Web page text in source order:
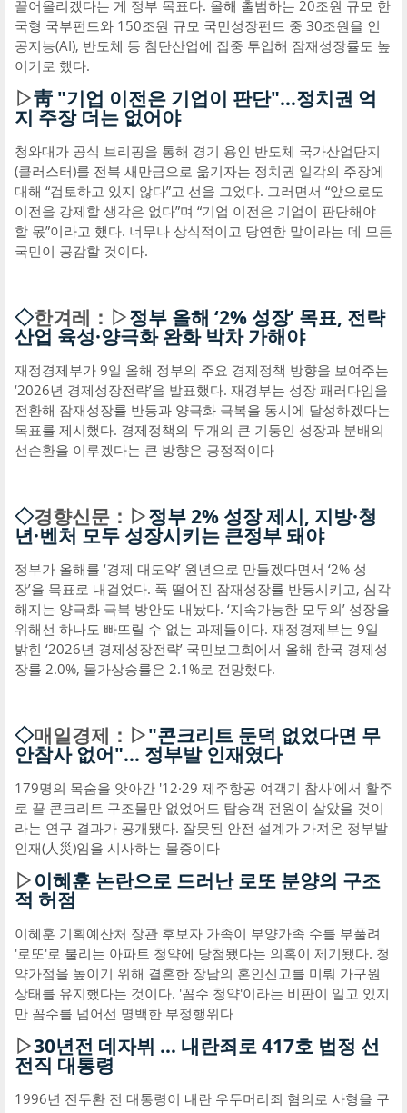
끌어올리겠다는 게 정부 목표다. 올해 출범하는 20조원 규모 한
국형 국부펀드와 150조원 규모 국민성장펀드 중 30조원을 인
공지능(AI), 반도체 등 첨단산업에 집중 투입해 잠재성장률도 높
이기로 했다.
▷靑 "기업 이전은 기업이 판단"…정치권 억
지 주장 더는 없어야
청와대가 공식 브리핑을 통해 경기 용인 반도체 국가산업단지
(클러스터)를 전북 새만금으로 옮기자는 정치권 일각의 주장에
대해 “검토하고 있지 않다”고 선을 그었다. 그러면서 “앞으로도
이전을 강제할 생각은 없다”며 “기업 이전은 기업이 판단해야
할 몫”이라고 했다. 너무나 상식적이고 당연한 말이라는 데 모든
국민이 공감할 것이다.
◇한겨레：▷정부 올해 ‘2% 성장’ 목표, 전략
산업 육성·양극화 완화 박차 가해야
재정경제부가 9일 올해 정부의 주요 경제정책 방향을 보여주는
‘2026년 경제성장전략’을 발표했다. 재경부는 성장 패러다임을
전환해 잠재성장률 반등과 양극화 극복을 동시에 달성하겠다는
목표를 제시했다. 경제정책의 두개의 큰 기둥인 성장과 분배의
선순환을 이루겠다는 큰 방향은 긍정적이다
◇경향신문：▷정부 2% 성장 제시, 지방·청
년·벤처 모두 성장시키는 큰정부 돼야
정부가 올해를 ‘경제 대도약’ 원년으로 만들겠다면서 ‘2% 성
장’을 목표로 내걸었다. 푹 떨어진 잠재성장률 반등시키고, 심각
해지는 양극화 극복 방안도 내놨다. ‘지속가능한 모두의’ 성장을
위해선 하나도 빠뜨릴 수 없는 과제들이다. 재정경제부는 9일
밝힌 ‘2026년 경제성장전략’ 국민보고회에서 올해 한국 경제성
장률 2.0%, 물가상승률은 2.1%로 전망했다.
◇매일경제：▷"콘크리트 둔덕 없었다면 무
안참사 없어"… 정부발 인재였다
179명의 목숨을 앗아간 '12·29 제주항공 여객기 참사'에서 활주
로 끝 콘크리트 구조물만 없었어도 탑승객 전원이 살았을 것이
라는 연구 결과가 공개됐다. 잘못된 안전 설계가 가져온 정부발
인재(人災)임을 시사하는 물증이다
▷이혜훈 논란으로 드러난 로또 분양의 구조
적 허점
이혜훈 기획예산처 장관 후보자 가족이 부양가족 수를 부풀려
'로또'로 불리는 아파트 청약에 당첨됐다는 의혹이 제기됐다. 청
약가점을 높이기 위해 결혼한 장남의 혼인신고를 미뤄 가구원
상태를 유지했다는 것이다. '꼼수 청약'이라는 비판이 일고 있지
만 꼼수를 넘어선 명백한 부정행위다
▷30년전 데자뷔 … 내란죄로 417호 법정 선
전직 대통령
1996년 전두환 전 대통령이 내란 우두머리죄 혐의로 사형을 구